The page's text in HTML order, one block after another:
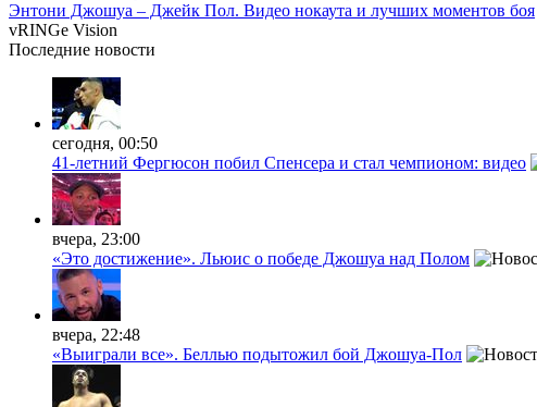
Энтони Джошуа – Джейк Пол. Видео нокаута и лучших моментов боя
vRINGe Vision
Последние новости
сегодня, 00:50
41-летний Фергюсон побил Спенсера и стал чемпионом: видео
вчера, 23:00
«Это достижение». Льюис о победе Джошуа над Полом
вчера, 22:48
«Выиграли все». Беллью подытожил бой Джошуа-Пол